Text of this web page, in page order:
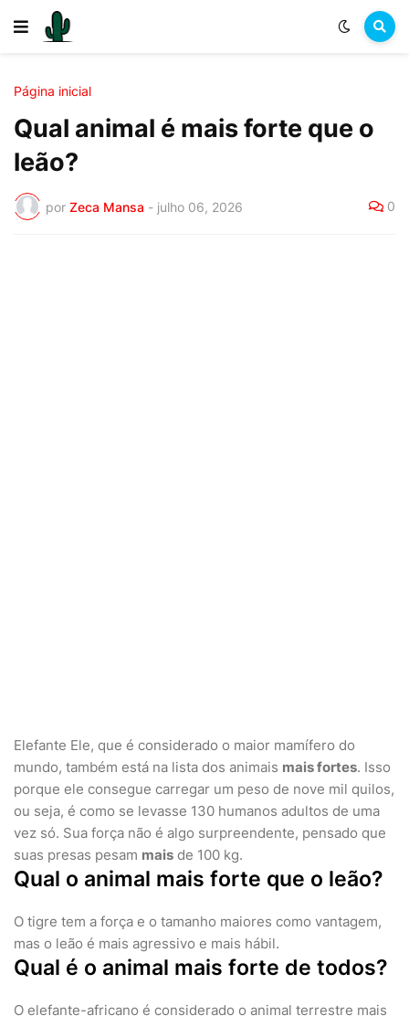
Página inicial
Qual animal é mais forte que o
leão?
por Zeca Mansa - julho 06, 2026 0
Elefante Ele, que é considerado o maior mamífero do
mundo, também está na lista dos animais mais fortes. Isso
porque ele consegue carregar um peso de nove mil quilos,
ou seja, é como se levasse 130 humanos adultos de uma
vez só. Sua força não é algo surpreendente, pensado que
suas presas pesam mais de 100 kg.
Qual o animal mais forte que o leão?
O tigre tem a força e o tamanho maiores como vantagem,
mas o leão é mais agressivo e mais hábil.
Qual é o animal mais forte de todos?
O elefante-africano é considerado o animal terrestre mais